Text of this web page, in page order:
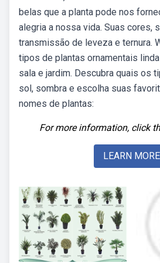
belas que a planta pode nos
alegria a nossa vida. Suas cores,
transmissão de leveza e ternura.
tipos de plantas ornamentais
sala e jardim. Descubra quais os
sol, sombra e escolha suas
nomes de plantas:
For more information, click
LEARN MORE